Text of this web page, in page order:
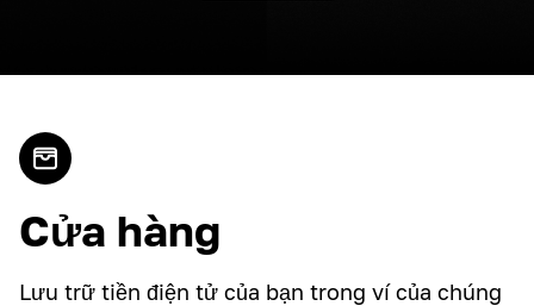
Cửa hàng
Lưu trữ tiền điện tử của bạn trong ví của chúng